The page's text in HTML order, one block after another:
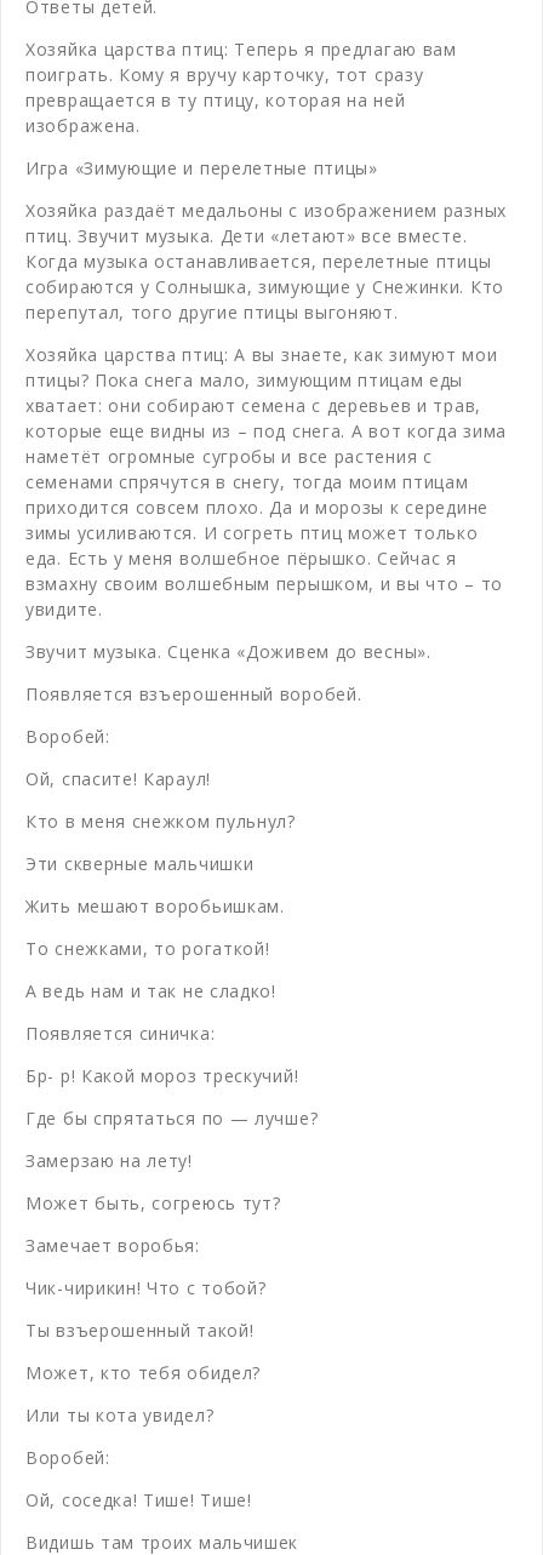
Ответы детей.
Хозяйка царства птиц: Теперь я предлагаю вам
поиграть. Кому я вручу карточку, тот сразу
превращается в ту птицу, которая на ней
изображена.
Игра «Зимующие и перелетные птицы»
Хозяйка раздаёт медальоны с изображением разных
птиц. Звучит музыка. Дети «летают» все вместе.
Когда музыка останавливается, перелетные птицы
собираются у Солнышка, зимующие у Снежинки. Кто
перепутал, того другие птицы выгоняют.
Хозяйка царства птиц: А вы знаете, как зимуют мои
птицы? Пока снега мало, зимующим птицам еды
хватает: они собирают семена с деревьев и трав,
которые еще видны из – под снега. А вот когда зима
наметёт огромные сугробы и все растения с
семенами спрячутся в снегу, тогда моим птицам
приходится совсем плохо. Да и морозы к середине
зимы усиливаются. И согреть птиц может только
еда. Есть у меня волшебное пёрышко. Сейчас я
взмахну своим волшебным перышком, и вы что – то
увидите.
Звучит музыка. Сценка «Доживем до весны».
Появляется взъерошенный воробей.
Воробей:
Ой, спасите! Караул!
Кто в меня снежком пульнул?
Эти скверные мальчишки
Жить мешают воробьишкам.
То снежками, то рогаткой!
А ведь нам и так не сладко!
Появляется синичка:
Бр- р! Какой мороз трескучий!
Где бы спрятаться по — лучше?
Замерзаю на лету!
Может быть, согреюсь тут?
Замечает воробья:
Чик-чирикин! Что с тобой?
Ты взъерошенный такой!
Может, кто тебя обидел?
Или ты кота увидел?
Воробей:
Ой, соседка! Тише! Тише!
Видишь там троих мальчишек